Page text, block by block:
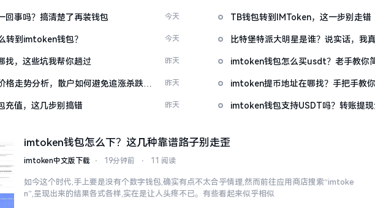
回事吗？搞清楚了再装钱包 今天
转到imtoken钱包？ 今天
找，这些坑我帮你趟过 昨天
格走势分析，散户如何避免追涨杀跌被
昨天
充值，这几步别搞错 昨天
TB钱包转到IMToken，这一步别走错
比特堡特派大明星是谁？说实话，我
imtoken钱包怎么买usdt？老手教你
imtoken提币地址在哪找？手把手教
imtoken钱包支持USDT吗？转账提
imtoken钱包怎么下？这几种靠谱路子别走歪
imtoken中文版下载 ⋅ 19分钟前 ⋅ 11 阅读
如今这个时代,手上要是没有个数字钱包,确实有点不太合乎情理,然而前往应用商店搜索“imtoke
n”,呈现出来的结果各式各样,实在是让人头疼不已。有些看起来似乎相似